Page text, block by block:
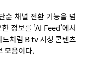
순 채널 전환 기능을 넘
정보를 ‘AI Feed’에서
처럼 B tv 시청 콘텐츠
모음이다.